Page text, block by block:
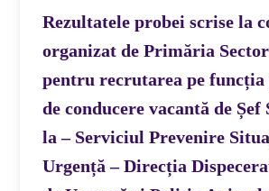
Rezultatele probei scrise la
organizat de Primăria
pentru recrutarea pe funcția
de conducere vacantă de Șef
la – Serviciul Prevenire
Urgență – Direcția